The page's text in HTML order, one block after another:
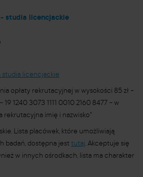
studia licencjackie
studia licencjackie
opłaty rekrutacyjnej w wysokości 85 zł –
– 19 1240 3073 1111 0010 2160 8477 – w
rekrutacyjna imię i nazwisko"
Lista placówek, które umożliwiają
badań, dostępna jest tutaj. Akceptuje się
w innych ośrodkach, lista ma charakter